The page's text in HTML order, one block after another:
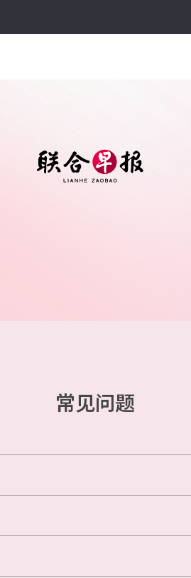
常见问题